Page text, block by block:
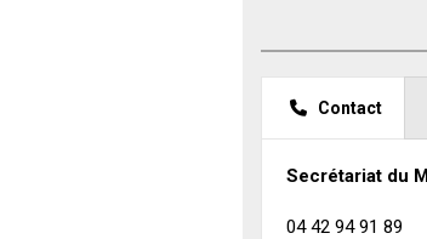
Contact
Secrétariat du
04 42 94 91 89